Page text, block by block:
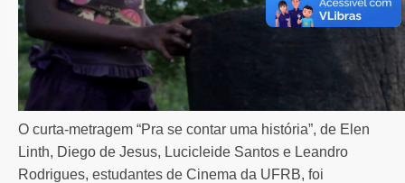
O curta-metragem “Pra se contar uma história”, de Elen
Linth, Diego de Jesus, Lucicleide Santos e Leandro
Rodrigues, estudantes de Cinema da UFRB, foi